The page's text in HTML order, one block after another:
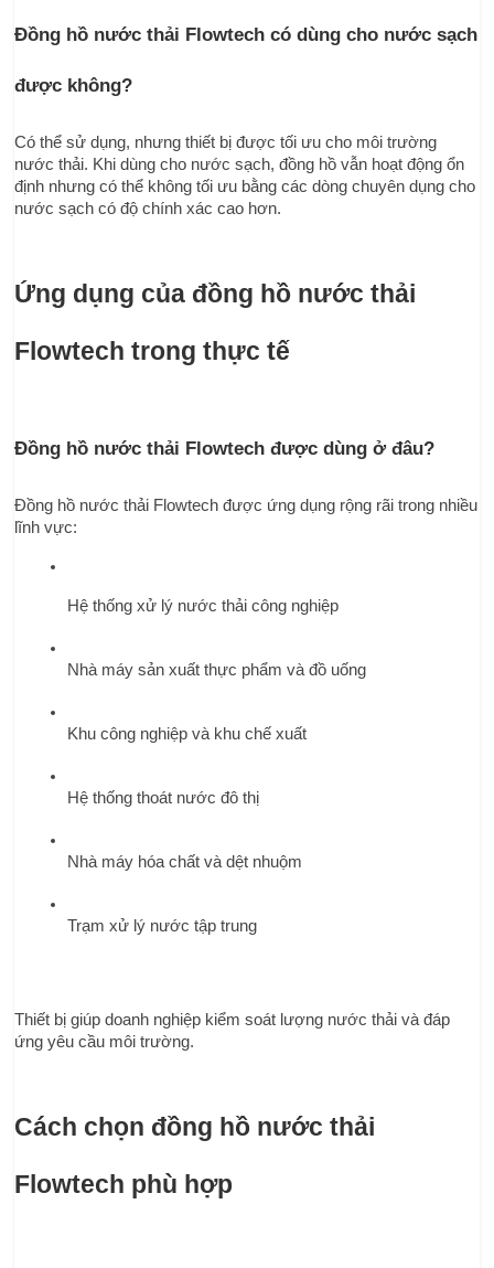
Đồng hồ nước thải Flowtech có dùng cho nước sạch
được không?
Có thể sử dụng, nhưng thiết bị được tối ưu cho môi trường
nước thải. Khi dùng cho nước sạch, đồng hồ vẫn hoạt động ổn
định nhưng có thể không tối ưu bằng các dòng chuyên dụng cho
nước sạch có độ chính xác cao hơn.
Ứng dụng của đồng hồ nước thải
Flowtech trong thực tế
Đồng hồ nước thải Flowtech được dùng ở đâu?
Đồng hồ nước thải Flowtech được ứng dụng rộng rãi trong nhiều
lĩnh vực:
Hệ thống xử lý nước thải công nghiệp
Nhà máy sản xuất thực phẩm và đồ uống
Khu công nghiệp và khu chế xuất
Hệ thống thoát nước đô thị
Nhà máy hóa chất và dệt nhuộm
Trạm xử lý nước tập trung
Thiết bị giúp doanh nghiệp kiểm soát lượng nước thải và đáp
ứng yêu cầu môi trường.
Cách chọn đồng hồ nước thải
Flowtech phù hợp